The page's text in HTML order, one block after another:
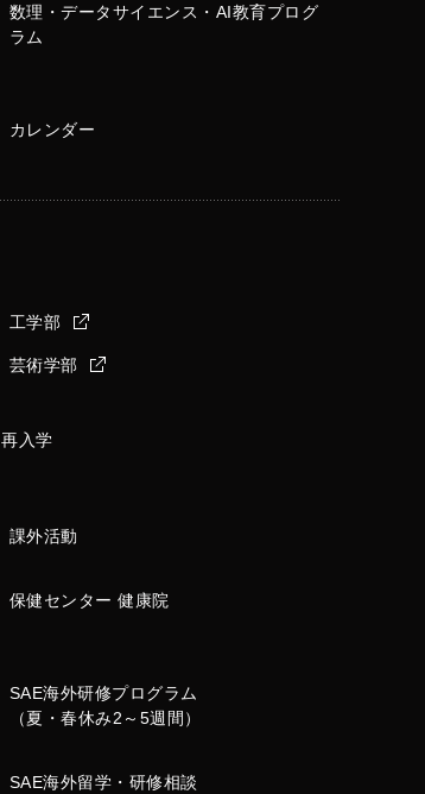
数理・データサイエンス・AI教育プログ
ラム
カレンダー
工学部
芸術学部
再入学
課外活動
保健センター 健康院
SAE海外研修プログラム
（夏・春休み2～5週間）
SAE海外留学・研修相談